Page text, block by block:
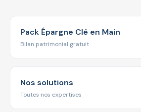
Pack Épargne Clé en Main
Bilan patrimonial gratuit
Nos solutions
Toutes nos expertises